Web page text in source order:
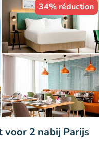
34% réduction
2 nabij Parijs